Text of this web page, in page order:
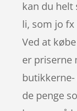
kan du helt
li, som jo
Ved at
er priserne
de penge